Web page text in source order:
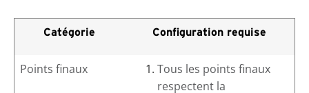
Catégorie Configuration requise
Points finaux
Tous les points finaux
respectent la